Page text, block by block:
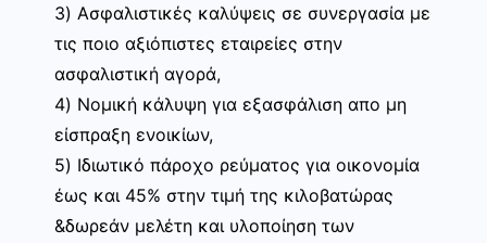
3) Ασφαλιστικές καλύψεις σε συνεργασία με
τις ποιο αξιόπιστες εταιρείες στην
ασφαλιστική αγορά,
4) Νομική κάλυψη για εξασφάλιση απο μη
είσπραξη ενοικίων,
5) Ιδιωτικό πάροχο ρεύματος για οικονομία
έως και 45% στην τιμή της κιλοβατώρας
&δωρεάν μελέτη και υλοποίηση των